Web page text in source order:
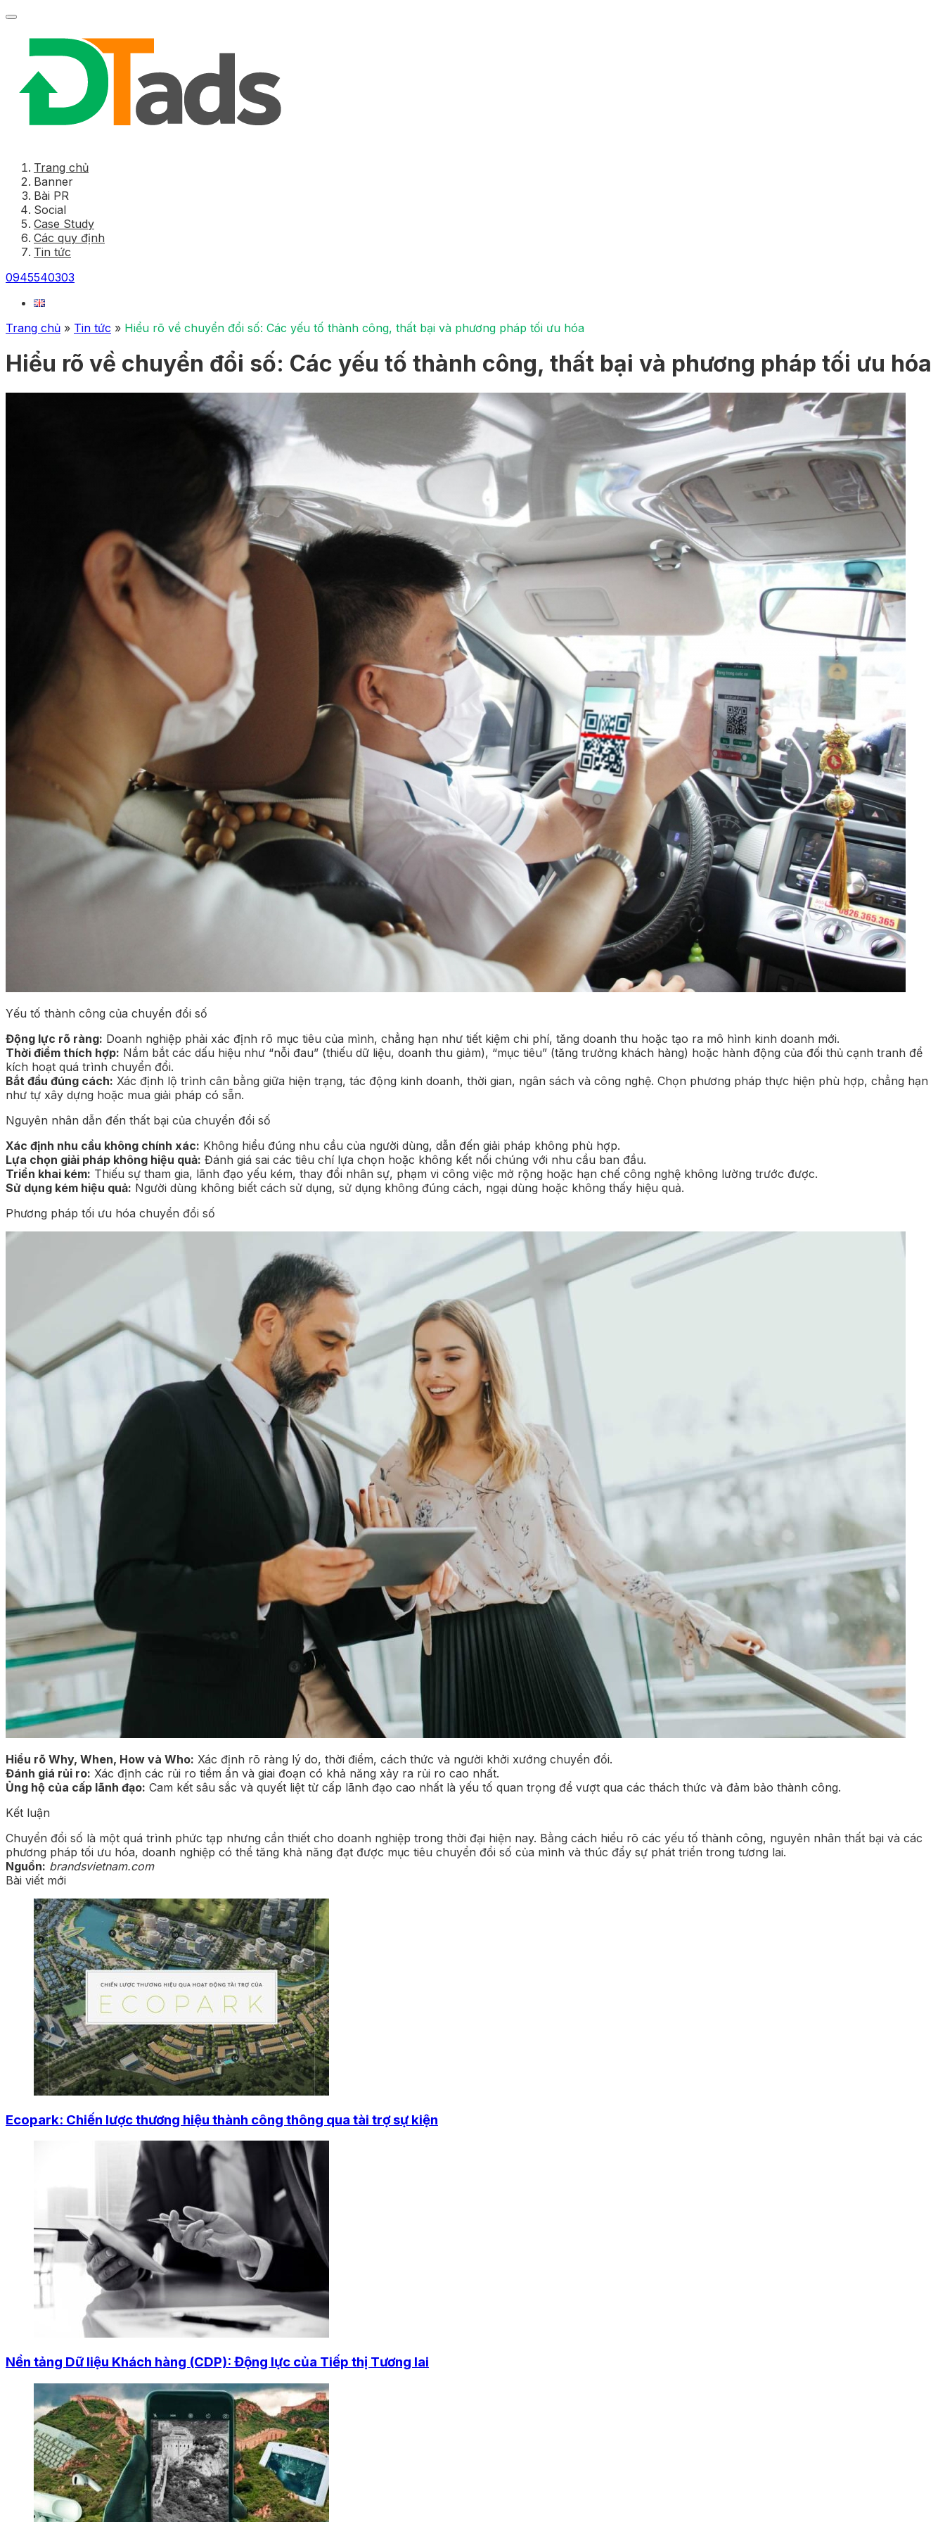
Trang chủ
Banner
Bài PR
Social
Case Study
Các quy định
Tin tức
0945540303
Trang chủ » Tin tức » Hiểu rõ về chuyển đổi số: Các yếu tố thành công, thất bại và phương pháp tối ưu hóa
Hiểu rõ về chuyển đổi số: Các yếu tố thành công, thất bại và phương pháp tối ưu hóa
Yếu tố thành công của chuyển đổi số
Động lực rõ ràng: Doanh nghiệp phải xác định rõ mục tiêu của mình, chẳng hạn như tiết kiệm chi phí, tăng doanh thu hoặc tạo ra mô hình kinh doanh mới.
Thời điểm thích hợp: Nắm bắt các dấu hiệu như “nỗi đau” (thiếu dữ liệu, doanh thu giảm), “mục tiêu” (tăng trưởng khách hàng) hoặc hành động của đối thủ cạnh tranh để
kích hoạt quá trình chuyển đổi.
Bắt đầu đúng cách: Xác định lộ trình cân bằng giữa hiện trạng, tác động kinh doanh, thời gian, ngân sách và công nghệ. Chọn phương pháp thực hiện phù hợp, chẳng hạn
như tự xây dựng hoặc mua giải pháp có sẵn.
Nguyên nhân dẫn đến thất bại của chuyển đổi số
Xác định nhu cầu không chính xác: Không hiểu đúng nhu cầu của người dùng, dẫn đến giải pháp không phù hợp.
Lựa chọn giải pháp không hiệu quả: Đánh giá sai các tiêu chí lựa chọn hoặc không kết nối chúng với nhu cầu ban đầu.
Triển khai kém: Thiếu sự tham gia, lãnh đạo yếu kém, thay đổi nhân sự, phạm vi công việc mở rộng hoặc hạn chế công nghệ không lường trước được.
Sử dụng kém hiệu quả: Người dùng không biết cách sử dụng, sử dụng không đúng cách, ngại dùng hoặc không thấy hiệu quả.
Phương pháp tối ưu hóa chuyển đổi số
Hiểu rõ Why, When, How và Who: Xác định rõ ràng lý do, thời điểm, cách thức và người khởi xướng chuyển đổi.
Đánh giá rủi ro: Xác định các rủi ro tiềm ẩn và giai đoạn có khả năng xảy ra rủi ro cao nhất.
Ủng hộ của cấp lãnh đạo: Cam kết sâu sắc và quyết liệt từ cấp lãnh đạo cao nhất là yếu tố quan trọng để vượt qua các thách thức và đảm bảo thành công.
Kết luận
Chuyển đổi số là một quá trình phức tạp nhưng cần thiết cho doanh nghiệp trong thời đại hiện nay. Bằng cách hiểu rõ các yếu tố thành công, nguyên nhân thất bại và các
phương pháp tối ưu hóa, doanh nghiệp có thể tăng khả năng đạt được mục tiêu chuyển đổi số của mình và thúc đẩy sự phát triển trong tương lai.
Nguồn: brandsvietnam.com
Bài viết mới
Ecopark: Chiến lược thương hiệu thành công thông qua tài trợ sự kiện
Nền tảng Dữ liệu Khách hàng (CDP): Động lực của Tiếp thị Tương lai